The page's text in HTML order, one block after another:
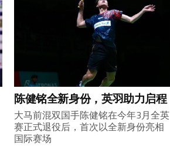
陈健铭全新身份，英羽助力启程
大马前混双国手陈健铭在今年3月全英
赛正式退役后，首次以全新身份亮相
国际赛场